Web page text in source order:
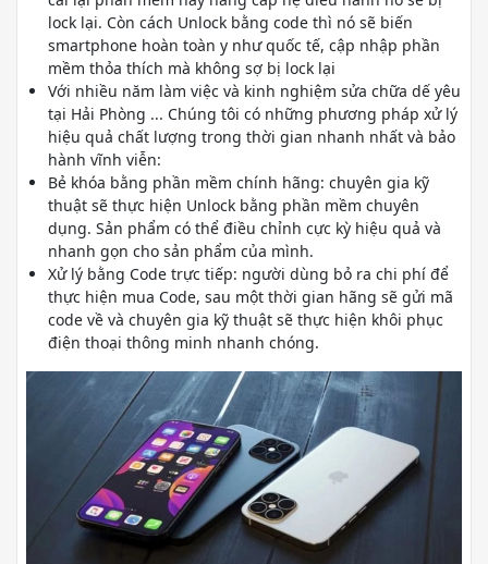
lock lại. Còn cách Unlock bằng code thì nó sẽ biến
smartphone hoàn toàn y như quốc tế, cập nhập phần
mềm thỏa thích mà không sợ bị lock lại
Với nhiều năm làm việc và kinh nghiệm sửa chữa dế yêu
tại Hải Phòng ... Chúng tôi có những phương pháp xử lý
hiệu quả chất lượng trong thời gian nhanh nhất và bảo
hành vĩnh viễn:
Bẻ khóa bằng phần mềm chính hãng: chuyên gia kỹ
thuật sẽ thực hiện Unlock bằng phần mềm chuyên
dụng. Sản phẩm có thể điều chỉnh cực kỳ hiệu quả và
nhanh gọn cho sản phẩm của mình.
Xử lý bằng Code trực tiếp: người dùng bỏ ra chi phí để
thực hiện mua Code, sau một thời gian hãng sẽ gửi mã
code về và chuyên gia kỹ thuật sẽ thực hiện khôi phục
điện thoại thông minh nhanh chóng.